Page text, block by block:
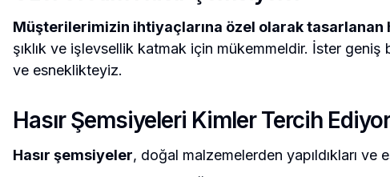
Müşterilerimizin ihtiyaçlarına özel olarak tasarlanan
şıklık ve işlevsellik katmak için mükemmeldir. İster
ve esneklikteyiz.
Hasır Şemsiyeleri Kimler Tercih Ediyor
Hasır şemsiyeler, doğal malzemelerden yapıldıkları